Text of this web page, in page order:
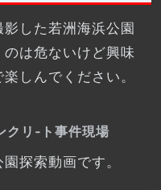
した若洲海浜公園
は危ないけど興味
しんでください。
リ‐ト事件現場
探索動画です。